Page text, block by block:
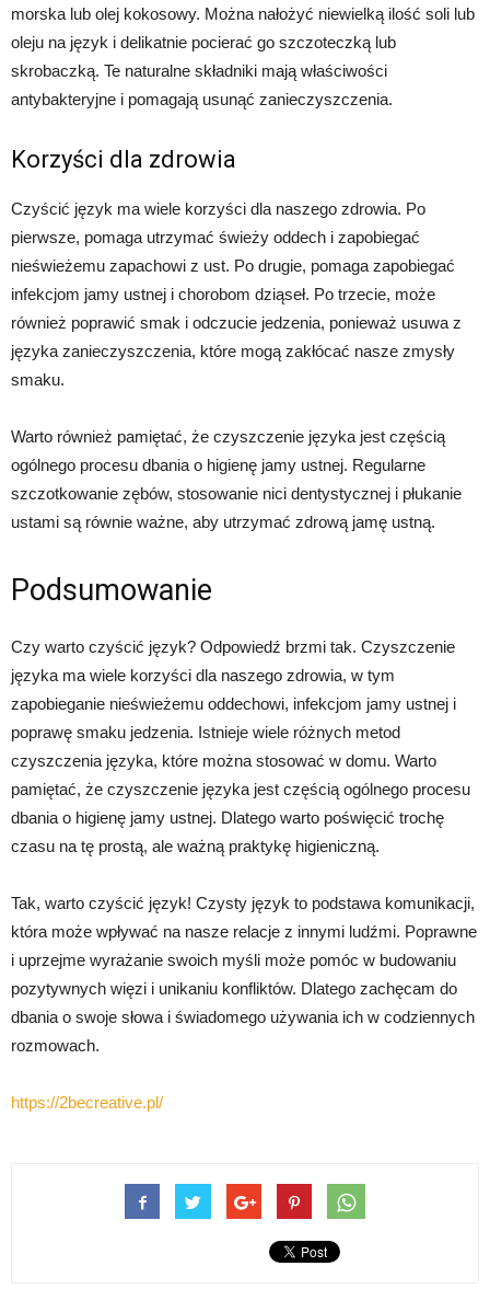
morska lub olej kokosowy. Można nałożyć niewielką ilość soli lub
oleju na język i delikatnie pocierać go szczoteczką lub
skrobaczką. Te naturalne składniki mają właściwości
antybakteryjne i pomagają usunąć zanieczyszczenia.
Korzyści dla zdrowia
Czyścić język ma wiele korzyści dla naszego zdrowia. Po
pierwsze, pomaga utrzymać świeży oddech i zapobiegać
nieświeżemu zapachowi z ust. Po drugie, pomaga zapobiegać
infekcjom jamy ustnej i chorobom dziąseł. Po trzecie, może
również poprawić smak i odczucie jedzenia, ponieważ usuwa z
języka zanieczyszczenia, które mogą zakłócać nasze zmysły
smaku.
Warto również pamiętać, że czyszczenie języka jest częścią
ogólnego procesu dbania o higienę jamy ustnej. Regularne
szczotkowanie zębów, stosowanie nici dentystycznej i płukanie
ustami są równie ważne, aby utrzymać zdrową jamę ustną.
Podsumowanie
Czy warto czyścić język? Odpowiedź brzmi tak. Czyszczenie
języka ma wiele korzyści dla naszego zdrowia, w tym
zapobieganie nieświeżemu oddechowi, infekcjom jamy ustnej i
poprawę smaku jedzenia. Istnieje wiele różnych metod
czyszczenia języka, które można stosować w domu. Warto
pamiętać, że czyszczenie języka jest częścią ogólnego procesu
dbania o higienę jamy ustnej. Dlatego warto poświęcić trochę
czasu na tę prostą, ale ważną praktykę higieniczną.
Tak, warto czyścić język! Czysty język to podstawa komunikacji,
która może wpływać na nasze relacje z innymi ludźmi. Poprawne
i uprzejme wyrażanie swoich myśli może pomóc w budowaniu
pozytywnych więzi i unikaniu konfliktów. Dlatego zachęcam do
dbania o swoje słowa i świadomego używania ich w codziennych
rozmowach.
https://2becreative.pl/